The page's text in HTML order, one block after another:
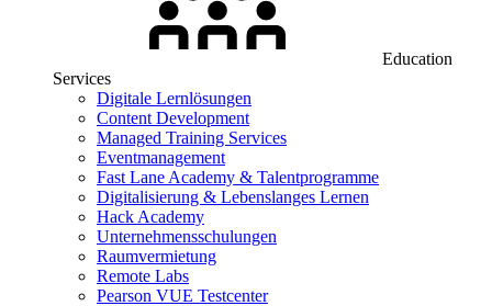
Education
Services
Digitale Lernlösungen
Content Development
Managed Training Services
Eventmanagement
Fast Lane Academy & Talentprogramme
Digitalisierung & Lebenslanges Lernen
Hack Academy
Unternehmensschulungen
Raumvermietung
Remote Labs
Pearson VUE Testcenter